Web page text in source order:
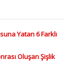
Yatan 6 Farklı
Oluşan Şişlik